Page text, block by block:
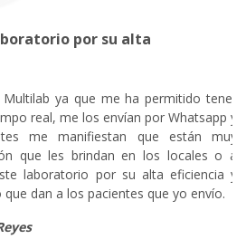
por su alta
ya que me ha permitido tener
real, me los envían por Whatsapp y
me manifiestan que están muy
que les brindan en los locales o a
laboratorio por su alta eficiencia y
dan a los pacientes que yo envío.